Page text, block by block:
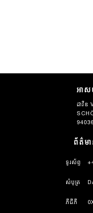
អាស
ដាវីឌ
ព័ត៌ម
ទូរស័ព្ទ
សំបុត្រ
ភីជីភី